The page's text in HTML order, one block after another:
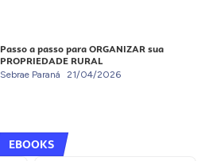
Passo a passo para ORGANIZAR sua
PROPRIEDADE RURAL
Sebrae Paraná 21/04/2026
EBOOKS